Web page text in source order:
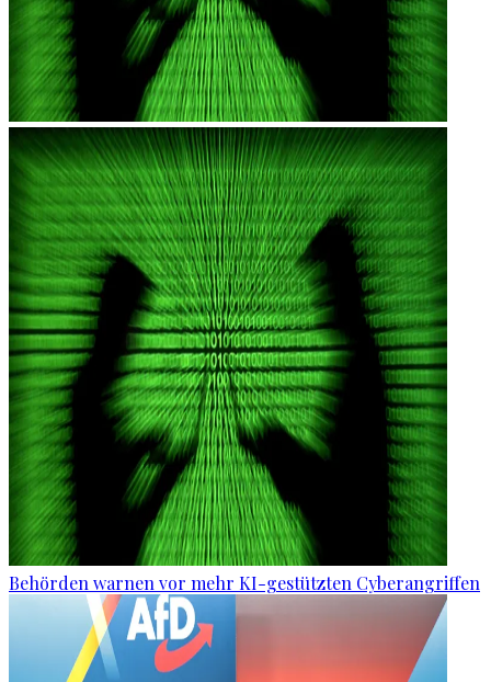
Behörden warnen vor mehr KI-gestützten Cyberangriffen